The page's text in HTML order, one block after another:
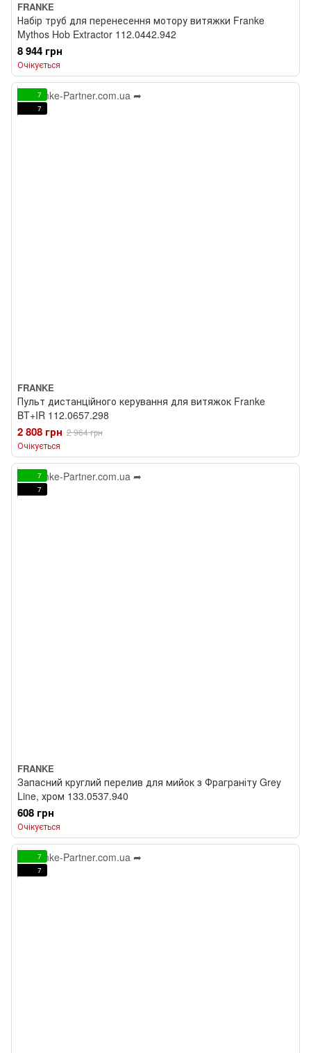
FRANKE
Набір труб для перенесення мотору витяжки Franke
Mythos Hob Extractor 112.0442.942
8 944 грн
Очікується
7
7
FRANKE
Пульт дистанційного керування для витяжок Franke
BT+IR 112.0657.298
2 808 грн 2 964 грн
Очікується
7
7
FRANKE
Запасний круглий перелив для мийок з Фраграніту Grey
Line, хром 133.0537.940
608 грн
Очікується
7
7